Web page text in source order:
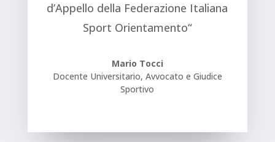
d’Appello della Federazione Italiana
Sport Orientamento“
Mario Tocci
Docente Universitario, Avvocato e Giudice
Sportivo